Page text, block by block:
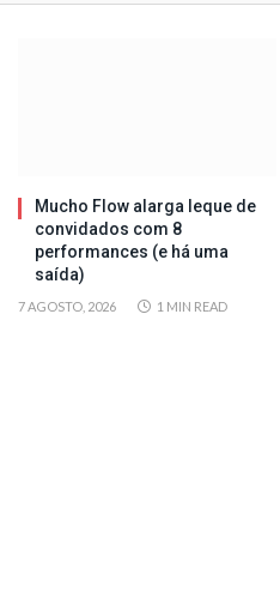
Mucho Flow alarga leque de
convidados com 8
performances (e há uma
saída)
7 AGOSTO, 2026 1 MIN READ